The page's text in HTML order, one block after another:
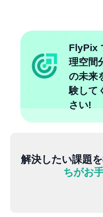
FlyPix
理空間
の未来
験して
さい!
解決したい課題
ちがお